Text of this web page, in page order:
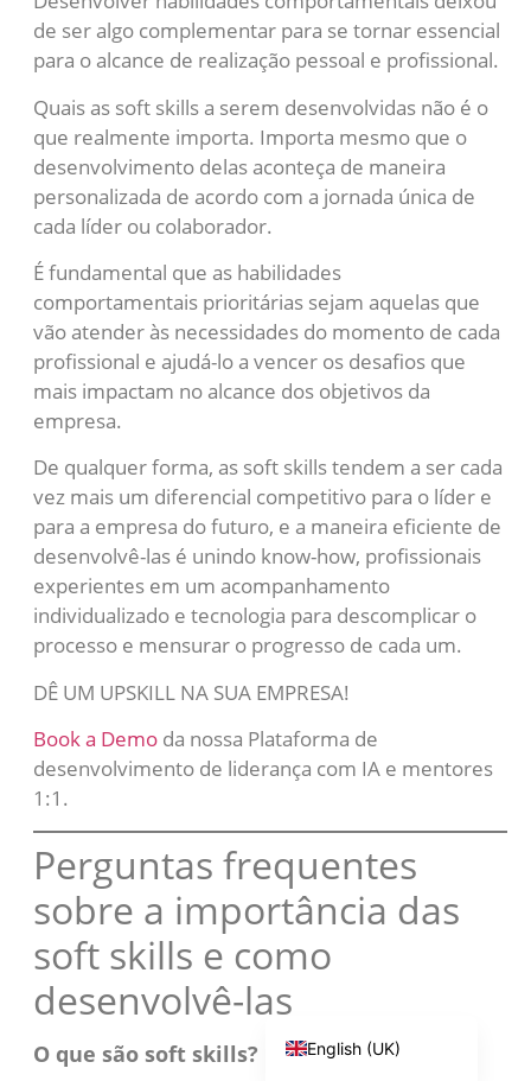
de ser algo complementar para se tornar essencial
para o alcance de realização pessoal e profissional.
Quais as soft skills a serem desenvolvidas não é o
que realmente importa. Importa mesmo que o
desenvolvimento delas aconteça de maneira
personalizada de acordo com a jornada única de
cada líder ou colaborador.
É fundamental que as habilidades
comportamentais prioritárias sejam aquelas que
vão atender às necessidades do momento de cada
profissional e ajudá-lo a vencer os desafios que
mais impactam no alcance dos objetivos da
empresa.
De qualquer forma, as soft skills tendem a ser cada
vez mais um diferencial competitivo para o líder e
para a empresa do futuro, e a maneira eficiente de
desenvolvê-las é unindo know-how, profissionais
experientes em um acompanhamento
individualizado e tecnologia para descomplicar o
processo e mensurar o progresso de cada um.
DÊ UM UPSKILL NA SUA EMPRESA!
Book a Demo da nossa Plataforma de
desenvolvimento de liderança com IA e mentores
1:1.
Perguntas frequentes
sobre a importância das
soft skills e como
desenvolvê-las
O que são soft skills? English (UK)
Español
Português